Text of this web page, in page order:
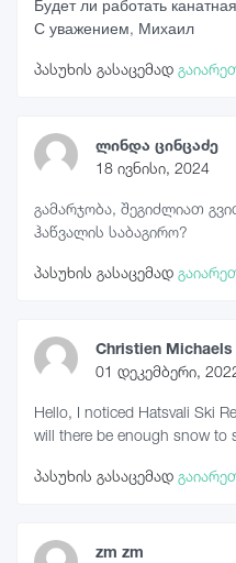
Будет ли работать
С уважением, Михаил
პასუხის გასაცემად
ლინდა ცინცაძე
18 ივნისი, 2024
გამარჯობა, შეგიძლიათ
ჰაწვალის საბაგირო?
პასუხის გასაცემად
Christien Michaels
01 დეკემბერი,
Hello, I noticed Hatsvali Ski
will there be enough snow to
პასუხის გასაცემად
zm zm